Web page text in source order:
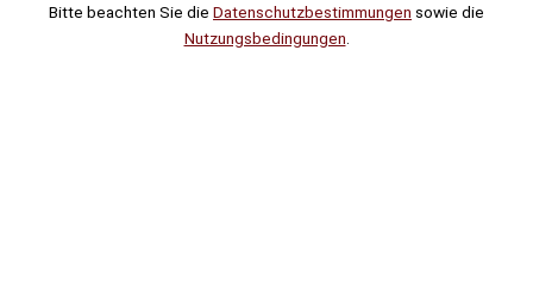
Bitte beachten Sie die Datenschutzbestimmungen sowie die
Nutzungsbedingungen